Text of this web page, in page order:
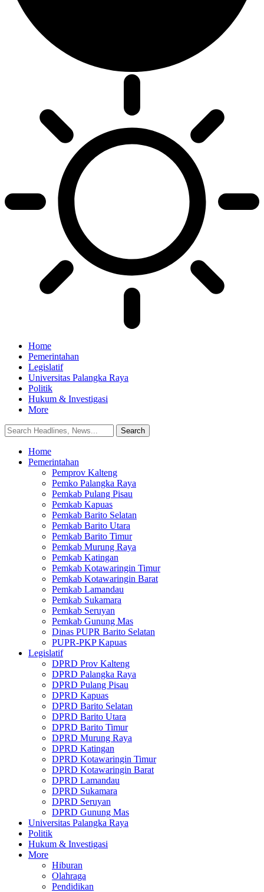
Home
Pemerintahan
Legislatif
Universitas Palangka Raya
Politik
Hukum & Investigasi
More
Home
Pemerintahan
Pemprov Kalteng
Pemko Palangka Raya
Pemkab Pulang Pisau
Pemkab Kapuas
Pemkab Barito Selatan
Pemkab Barito Utara
Pemkab Barito Timur
Pemkab Murung Raya
Pemkab Katingan
Pemkab Kotawaringin Timur
Pemkab Kotawaringin Barat
Pemkab Lamandau
Pemkab Sukamara
Pemkab Seruyan
Pemkab Gunung Mas
Dinas PUPR Barito Selatan
PUPR-PKP Kapuas
Legislatif
DPRD Prov Kalteng
DPRD Palangka Raya
DPRD Pulang Pisau
DPRD Kapuas
DPRD Barito Selatan
DPRD Barito Utara
DPRD Barito Timur
DPRD Murung Raya
DPRD Katingan
DPRD Kotawaringin Timur
DPRD Kotawaringin Barat
DPRD Lamandau
DPRD Sukamara
DPRD Seruyan
DPRD Gunung Mas
Universitas Palangka Raya
Politik
Hukum & Investigasi
More
Hiburan
Olahraga
Pendidikan